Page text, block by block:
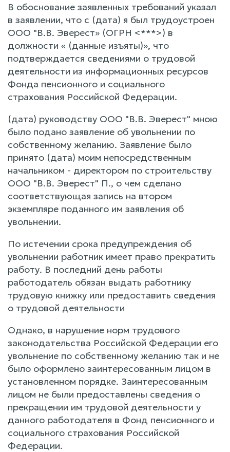
В обоснование заявленных требований указал
в заявлении, что с (дата) я был трудоустроен
ООО "В.В. Эверест» (ОГРН <***>) в
должности « (данные изъяты)», что
подтверждается сведениями о трудовой
деятельности из информационных ресурсов
Фонда пенсионного и социального
страхования Российской Федерации.
(дата) руководству ООО "В.В. Эверест" мною
было подано заявление об увольнении по
собственному желанию. Заявление было
принято (дата) моим непосредственным
начальником - директором по строительству
ООО "В.В. Эверест" П., о чем сделано
соответствующая запись на втором
экземпляре поданного им заявления об
увольнении.
По истечении срока предупреждения об
увольнении работник имеет право прекратить
работу. В последний день работы
работодатель обязан выдать работнику
трудовую книжку или предоставить сведения
о трудовой деятельности
Однако, в нарушение норм трудового
законодательства Российской Федерации его
увольнение по собственному желанию так и не
было оформлено заинтересованным лицом в
установленном порядке. Заинтересованным
лицом не были предоставлены сведения о
прекращении им трудовой деятельности у
данного работодателя в Фонд пенсионного и
социального страхования Российской
Федерации.